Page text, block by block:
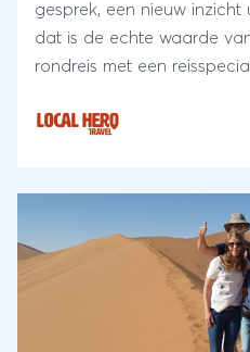
gesprek, een nieuw inzicht
dat is de echte waarde
rondreis met een
kennis regelen zij je reis: